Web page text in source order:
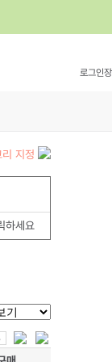
로그인
지정
하세요